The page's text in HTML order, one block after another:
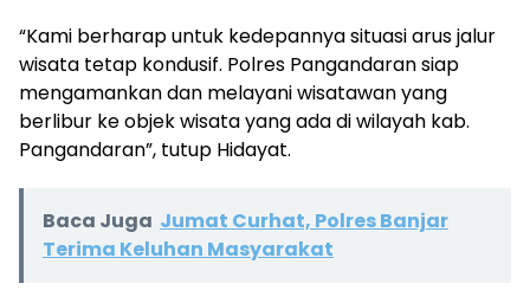
“Kami berharap untuk kedepannya situasi arus jalur
wisata tetap kondusif. Polres Pangandaran siap
mengamankan dan melayani wisatawan yang
berlibur ke objek wisata yang ada di wilayah kab.
Pangandaran”, tutup Hidayat.
Baca Juga Jumat Curhat, Polres Banjar
Terima Keluhan Masyarakat